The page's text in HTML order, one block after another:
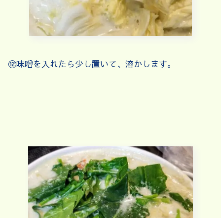
⑫味噌を入れたら少し置いて、溶かします。